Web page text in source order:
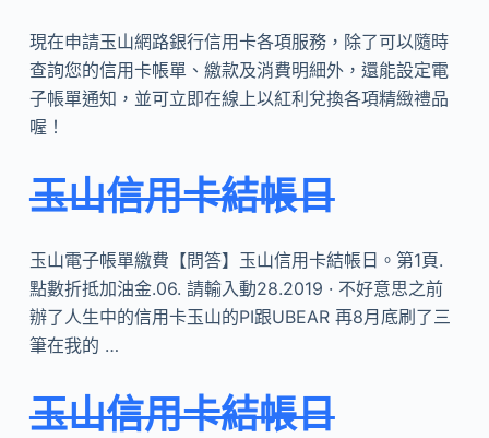
現在申請玉山網路銀行信用卡各項服務，除了可以隨時
查詢您的信用卡帳單、繳款及消費明細外，還能設定電
子帳單通知，並可立即在線上以紅利兌換各項精緻禮品
喔！
玉山信用卡結帳日
玉山電子帳單繳費【問答】玉山信用卡結帳日。第1頁.
點數折抵加油金.06. 請輸入動28.2019 · 不好意思之前
辦了人生中的信用卡玉山的PI跟UBEAR 再8月底刷了三
筆在我的 …
玉山信用卡結帳日